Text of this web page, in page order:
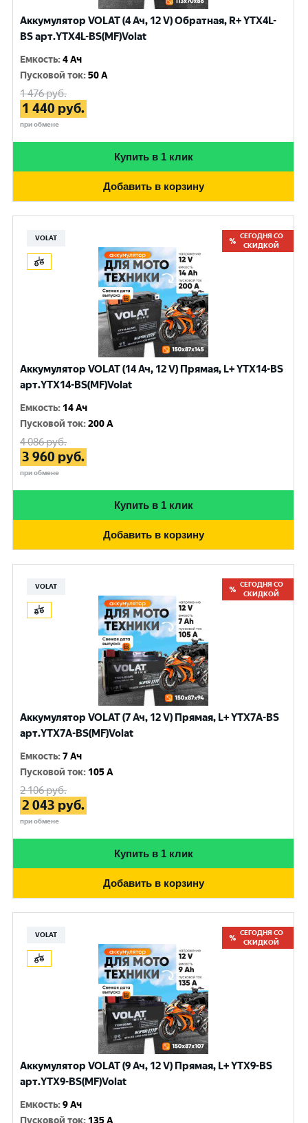
Аккумулятор VOLAT (4 Ач, 12 V) Обратная, R+ YTX4L-
BS арт.YTX4L-BS(MF)Volat
Емкость:4 Ач
Пусковой ток:50 A
1 476руб.
1 440 руб.
при обмене
Купить в 1 клик
Добавить в корзину
VOLAT
СЕГОДНЯ СО
СКИДКОЙ
Аккумулятор VOLAT (14 Ач, 12 V) Прямая, L+ YTX14-BS
арт.YTX14-BS(MF)Volat
Емкость: 14 Ач
Пусковой ток:200 A
4 086руб.
3 960 руб.
при обмене
Купить в 1 клик
Добавить в корзину
VOLAT
СЕГОДНЯ СО
СКИДКОЙ
Аккумулятор VOLAT (7 Ач, 12 V) Прямая, L+ YTX7A-BS
арт.YTX7A-BS(MF)Volat
Емкость:7 Ач
Пусковой ток: 105 A
2 106руб.
2 043 руб.
при обмене
Купить в 1 клик
Добавить в корзину
VOLAT
СЕГОДНЯ СО
СКИДКОЙ
Аккумулятор VOLAT (9 Ач, 12 V) Прямая, L+ YTX9-BS
арт.YTX9-BS(MF)Volat
Емкость:9 Ач
Пусковой ток: 135 A